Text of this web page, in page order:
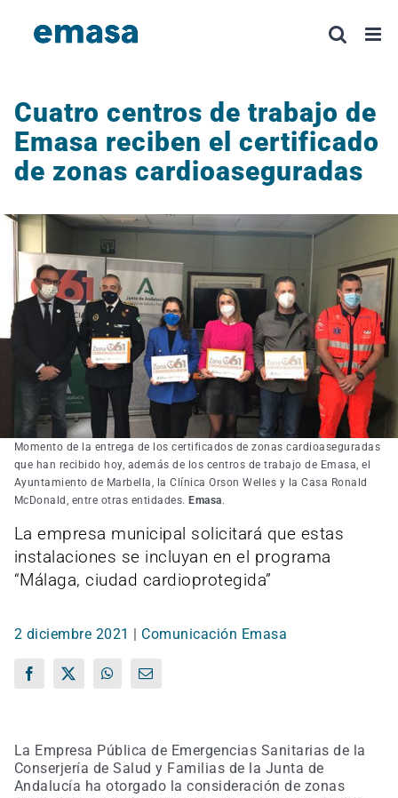
Cuatro centros de trabajo de
Emasa reciben el certificado
de zonas cardioaseguradas
Momento de la entrega de los certificados de zonas cardioaseguradas
que han recibido hoy, además de los centros de trabajo de Emasa, el
Ayuntamiento de Marbella, la Clínica Orson Welles y la Casa Ronald
McDonald, entre otras entidades. Emasa.
La empresa municipal solicitará que estas
instalaciones se incluyan en el programa
“Málaga, ciudad cardioprotegida”
2 diciembre 2021 Comunicación Emasa
Facebook
X WhatsAppCorreo
La Empresa Pública de Emergencias Sanitarias de la
Conserjería de Salud y Familias de la Junta de
Andalucía ha otorgado la consideración de zonas